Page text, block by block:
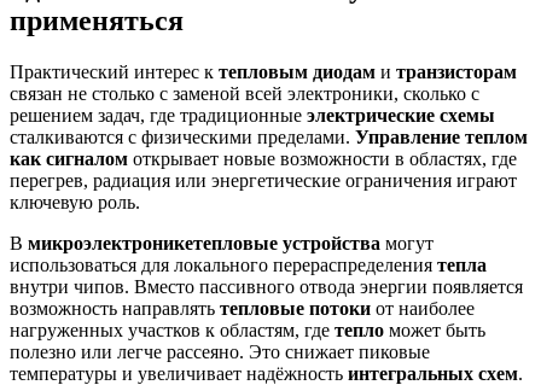
применяться
Практический интерес к тепловым диодам и транзисторам
связан не столько с заменой всей электроники, сколько с
решением задач, где традиционные электрические схемы
сталкиваются с физическими пределами. Управление теплом
как сигналом открывает новые возможности в областях, где
перегрев, радиация или энергетические ограничения играют
ключевую роль.
В микроэлектроникетепловые устройства могут
использоваться для локального перераспределения тепла
внутри чипов. Вместо пассивного отвода энергии появляется
возможность направлять тепловые потоки от наиболее
нагруженных участков к областям, где тепло может быть
полезно или легче рассеяно. Это снижает пиковые
температуры и увеличивает надёжность интегральных схем.